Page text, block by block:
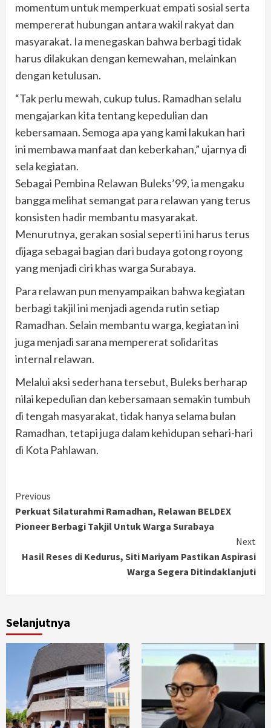
momentum untuk memperkuat empati sosial serta
mempererat hubungan antara wakil rakyat dan
masyarakat. Ia menegaskan bahwa berbagi tidak
harus dilakukan dengan kemewahan, melainkan
dengan ketulusan.
“Tak perlu mewah, cukup tulus. Ramadhan selalu
mengajarkan kita tentang kepedulian dan
kebersamaan. Semoga apa yang kami lakukan hari
ini membawa manfaat dan keberkahan,” ujarnya di
sela kegiatan.
Sebagai Pembina Relawan Buleks’99, ia mengaku
bangga melihat semangat para relawan yang terus
konsisten hadir membantu masyarakat.
Menurutnya, gerakan sosial seperti ini harus terus
dijaga sebagai bagian dari budaya gotong royong
yang menjadi ciri khas warga Surabaya.
Para relawan pun menyampaikan bahwa kegiatan
berbagi takjil ini menjadi agenda rutin setiap
Ramadhan. Selain membantu warga, kegiatan ini
juga menjadi sarana mempererat solidaritas
internal relawan.
Melalui aksi sederhana tersebut, Buleks berharap
nilai kepedulian dan kebersamaan semakin tumbuh
di tengah masyarakat, tidak hanya selama bulan
Ramadhan, tetapi juga dalam kehidupan sehari-hari
di Kota Pahlawan.
Continue
Reading
Previous
Perkuat Silaturahmi Ramadhan, Relawan BELDEX
Pioneer Berbagi Takjil Untuk Warga Surabaya
Next
Hasil Reses di Kedurus, Siti Mariyam Pastikan Aspirasi
Warga Segera Ditindaklanjuti
Selanjutnya